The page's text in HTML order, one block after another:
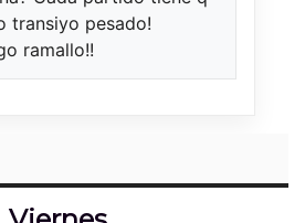
transiyo pesado!
ramallo!!